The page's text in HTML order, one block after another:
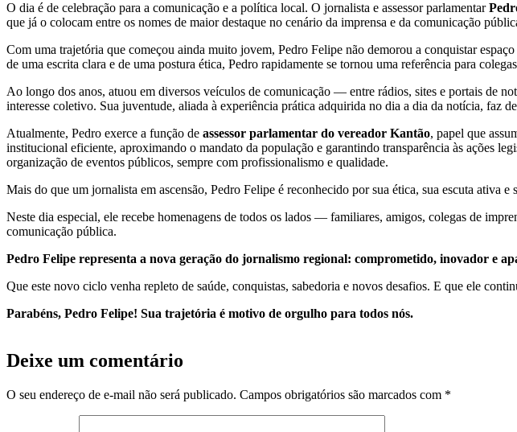
O dia é de celebração para a comunicação e a política local. O jornalista e assessor parlamentar
que já o colocam entre os nomes de maior destaque no cenário da imprensa e da comunicação
Com uma trajetória que começou ainda muito jovem, Pedro Felipe não demorou a conquistar
de uma escrita clara e de uma postura ética, Pedro rapidamente se tornou uma referência para
Ao longo dos anos, atuou em diversos veículos de comunicação — entre rádios, sites e portais de
interesse coletivo. Sua juventude, aliada à experiência prática adquirida no dia a dia da notícia, faz
Atualmente, Pedro exerce a função de assessor parlamentar do vereador Kantão, papel que
institucional eficiente, aproximando o mandato da população e garantindo transparência às ações
organização de eventos públicos, sempre com profissionalismo e qualidade.
Mais do que um jornalista em ascensão, Pedro Felipe é reconhecido por sua ética, sua escuta
Neste dia especial, ele recebe homenagens de todos os lados — familiares, amigos, colegas de
comunicação pública.
Pedro Felipe representa a nova geração do jornalismo regional: comprometido, inovador e
Que este novo ciclo venha repleto de saúde, conquistas, sabedoria e novos desafios. E que ele
Parabéns, Pedro Felipe! Sua trajetória é motivo de orgulho para todos nós.
Deixe um comentário
O seu endereço de e-mail não será publicado. Campos obrigatórios são marcados com *